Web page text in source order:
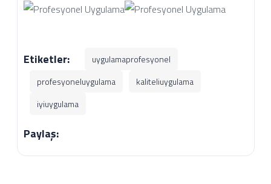
Etiketler:
uygulamaprofesyonel
profesyoneluygulama
kaliteliuygulama
iyiuygulama
Paylaş: